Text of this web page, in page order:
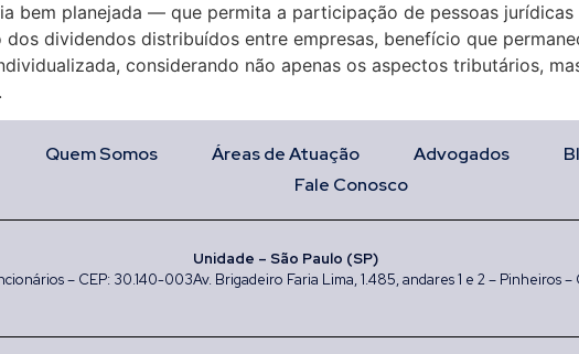
bem planejada — que permita a participação de pessoas
dividendos distribuídos entre empresas, benefício que
considerando não apenas os aspectos tributários,
Quem Somos Áreas de Atuação Advogados
Fale Conosco
– CEP: 30.140-003
Unidade – São Paulo (SP)
Av. Brigadeiro Faria Lima, 1.485, andares 1 e 2 – Pinheiros